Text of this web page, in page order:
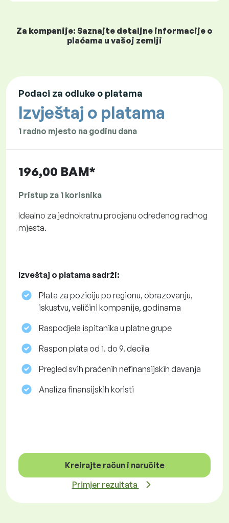
Za kompanije: Saznajte detaljne informacije o
plaćama u vašoj zemlji
Podaci za odluke o platama
Izvještaj o platama
1 radno mjesto na godinu dana
196,00 BAM*
Pristup za 1 korisnika
Idealno za jednokratnu procjenu određenog radnog
mjesta.
Izveštaj o platama sadrži:
Plata za poziciju po regionu, obrazovanju,
iskustvu, veličini kompanije, godinama
Raspodjela ispitanika u platne grupe
Raspon plata od 1. do 9. decila
Pregled svih praćenih nefinansijskih davanja
Analiza finansijskih koristi
Kreirajte račun i naručite
Primjer rezultata